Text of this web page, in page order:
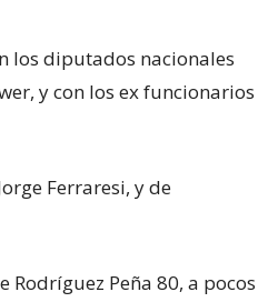
los diputados nacionales
y con los ex funcionarios
Ferraresi, y de
Peña 80, a pocos